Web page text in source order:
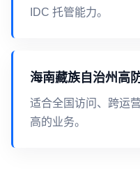
IDC 托管能力。
海南藏族自治州高
适合全国访问、跨运
高的业务。